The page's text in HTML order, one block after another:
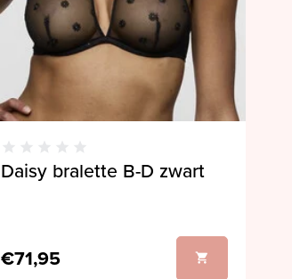
Daisy bralette B-D zwart
€71,95